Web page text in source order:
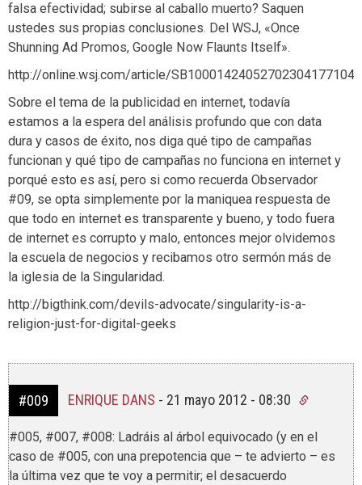
falsa efectividad; subirse al caballo muerto? Saquen
ustedes sus propias conclusiones. Del WSJ, «Once
Shunning Ad Promos, Google Now Flaunts Itself».
http://online.wsj.com/article/
Sobre el tema de la publicidad en internet, todavía
estamos a la espera del análisis profundo que con data
dura y casos de éxito, nos diga qué tipo de campañas
funcionan y qué tipo de campañas no funciona en internet y
porqué esto es así, pero si como recuerda Observador
#09, se opta simplemente por la maniquea respuesta de
que todo en internet es transparente y bueno, y todo fuera
de internet es corrupto y malo, entonces mejor olvidemos
la escuela de negocios y recibamos otro sermón más de
la iglesia de la Singularidad.
http://bigthink.com/devils-advocate/singularity-is-a-
religion-just-for-digital-geeks
#009 ENRIQUE DANS - 21 mayo 2012 - 08:30
#005, #007, #008: Ladráis al árbol equivocado (y en el
caso de #005, con una prepotencia que – te advierto – es
la última vez que te voy a permitir; el desacuerdo